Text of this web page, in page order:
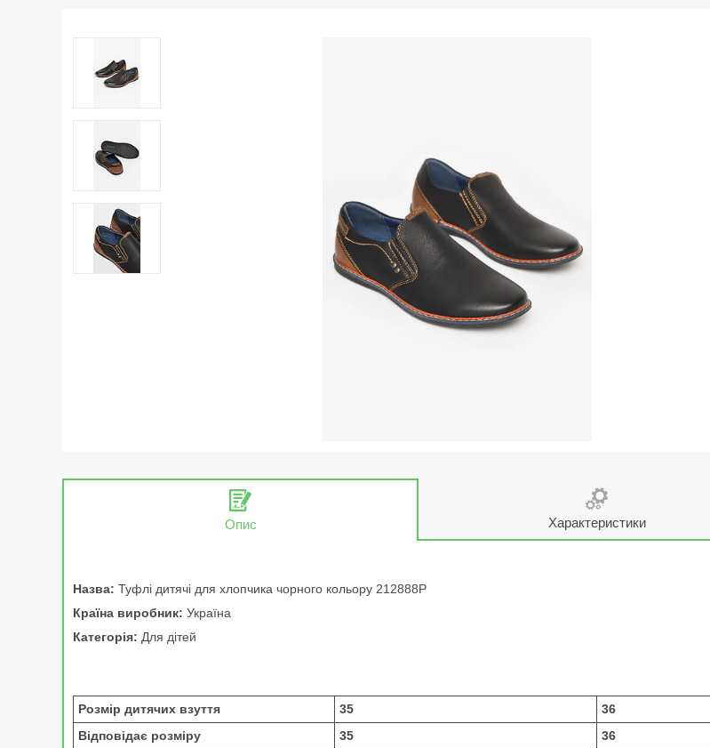
Опис Характеристики
Назва: Туфлі дитячі для хлопчика чорного кольору 212888P
Країна виробник: Україна
Категорія: Для дітей
Розмір дитячих взуття 35 36
Відповідає розміру
35 36